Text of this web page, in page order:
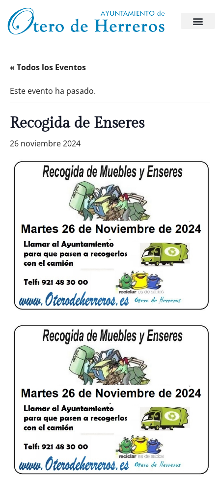
« Todos los Eventos
Este evento ha pasado.
Recogida de Enseres
26 noviembre 2024